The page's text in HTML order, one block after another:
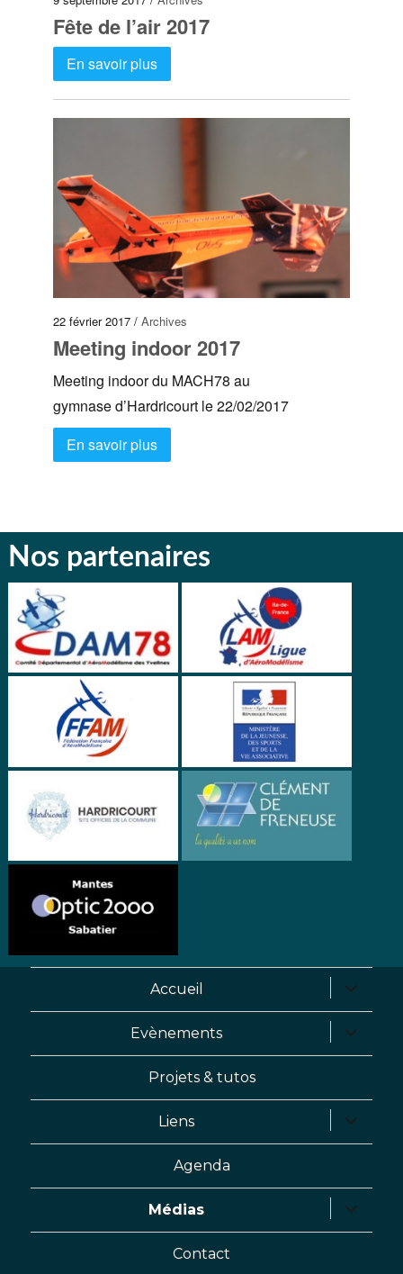
Fête de l’air 2017
En savoir plus
22 février 2017 /Archives
Meeting indoor 2017
Meeting indoor du MACH78 au
gymnase d’Hardricourt le 22/02/2017
En savoir plus
Nos partenaires
Accueil
Evènements
Projets & tutos
Liens
Agenda
Médias
Contact